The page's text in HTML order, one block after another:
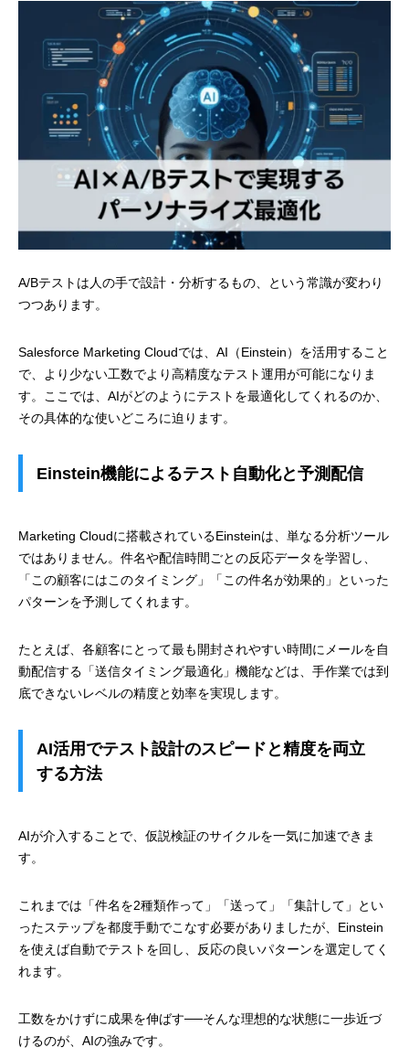
A/Bテストは人の手で設計・分析するもの、という常識が変わり
つつあります。
Salesforce Marketing Cloudでは、AI（Einstein）を活用すること
で、より少ない工数でより高精度なテスト運用が可能になりま
す。ここでは、AIがどのようにテストを最適化してくれるのか、
その具体的な使いどころに迫ります。
Einstein機能によるテスト自動化と予測配信
Marketing Cloudに搭載されているEinsteinは、単なる分析ツール
ではありません。件名や配信時間ごとの反応データを学習し、
「この顧客にはこのタイミング」「この件名が効果的」といった
パターンを予測してくれます。
たとえば、各顧客にとって最も開封されやすい時間にメールを自
動配信する「送信タイミング最適化」機能などは、手作業では到
底できないレベルの精度と効率を実現します。
AI活用でテスト設計のスピードと精度を両立
する方法
AIが介入することで、仮説検証のサイクルを一気に加速できま
す。
これまでは「件名を2種類作って」「送って」「集計して」とい
ったステップを都度手動でこなす必要がありましたが、Einstein
を使えば自動でテストを回し、反応の良いパターンを選定してく
れます。
工数をかけずに成果を伸ばす──そんな理想的な状態に一歩近づ
けるのが、AIの強みです。